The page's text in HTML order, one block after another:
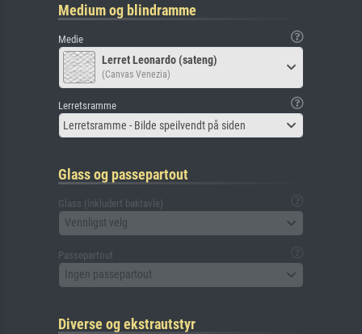
Medium og blindramme
Medie
Lerret Leonardo (sateng)
(Canvas Venezia)
Lerretsramme
Lerretsramme - Bilde speilvendt på siden
Glass og passepartout
Glass (inkludert baktavle)
Vennligst velg
Passepartout
Ingen passepartout
Diverse og ekstrautstyr